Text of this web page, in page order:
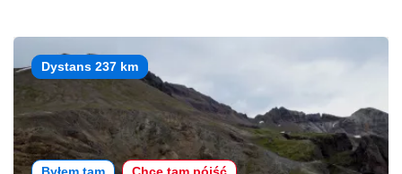
Dystans 237 km
Byłem tam Chcę tam pójść